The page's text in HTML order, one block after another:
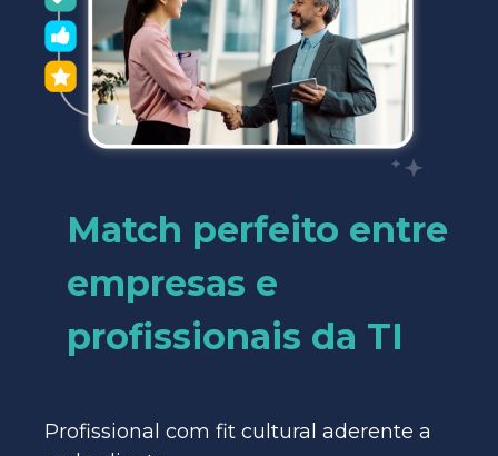
Match perfeito entre
empresas e
profissionais da TI
Profissional com fit cultural aderente a